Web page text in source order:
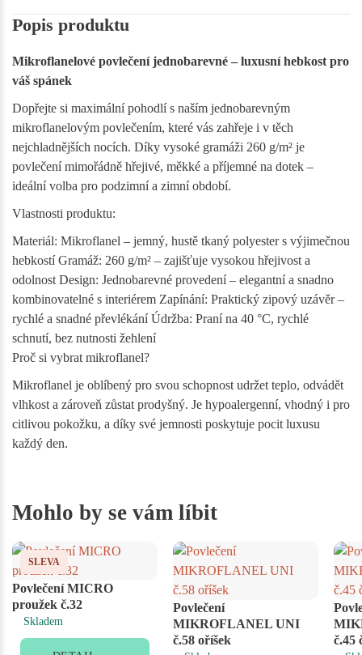
Popis produktu
Mikroflanelové povlečení jednobarevné – luxusní hebkost pro
váš spánek
Dopřejte si maximální pohodlí s naším jednobarevným
mikroflanelovým povlečením, které vás zahřeje i v těch
nejchladnějších nocích. Díky vysoké gramáži 260 g/m² je
povlečení mimořádně hřejivé, měkké a příjemné na dotek –
ideální volba pro podzimní a zimní období.
Vlastnosti produktu:
Materiál: Mikroflanel – jemný, hustě tkaný polyester s výjimečnou
hebkostí Gramáž: 260 g/m² – zajišťuje vysokou hřejivost a
odolnost Design: Jednobarevné provedení – elegantní a snadno
kombinovatelné s interiérem Zapínání: Praktický zipový uzávěr –
rychlé a snadné převlékání Údržba: Praní na 40 °C, rychlé
schnutí, bez nutnosti žehlení
Proč si vybrat mikroflanel?
Mikroflanel je oblíbený pro svou schopnost udržet teplo, odvádět
vlhkost a zároveň zůstat prodyšný. Je hypoalergenní, vhodný i pro
citlivou pokožku, a díky své jemnosti poskytuje pocit luxusu
každý den.
Mohlo by se vám líbit
SLEVA
Povlečení MICRO
proužek č.32
Skladem
Povlečení
MIKROFLANEL UNI
č.58 oříšek
č.45